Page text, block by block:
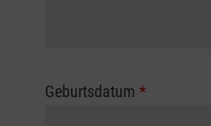
Geburtsdatum *